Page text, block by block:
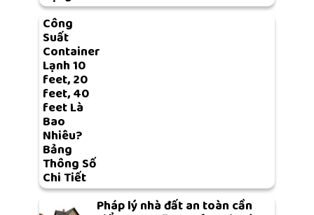
Công
Suất
Container
Lạnh 10
feet, 20
feet, 40
feet Là
Bao
Nhiêu?
Bảng
Thông Số
Chi Tiết
Pháp lý nhà đất an toàn cần